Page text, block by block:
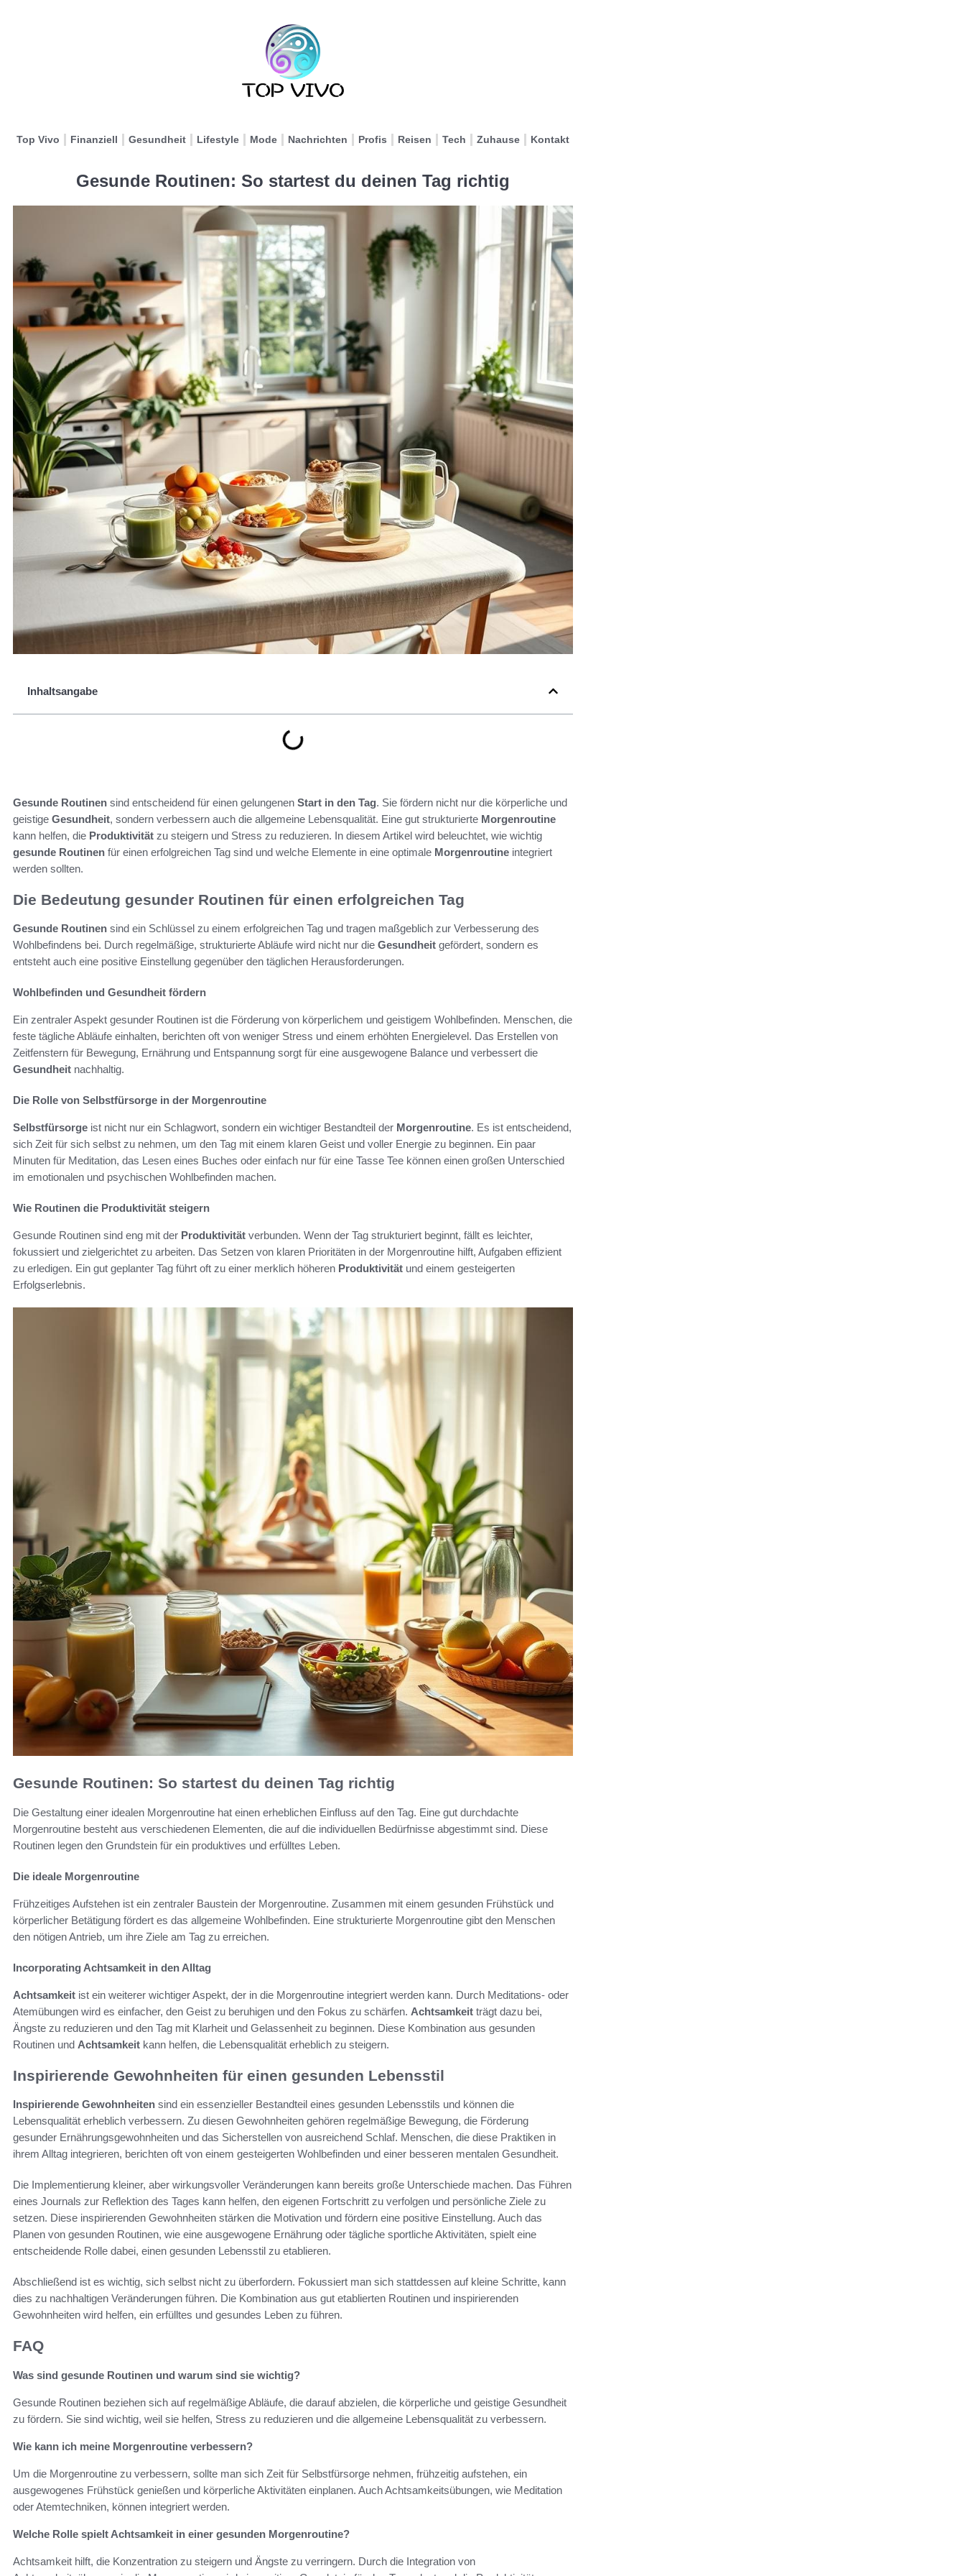
Top Vivo Finanziell Gesundheit Lifestyle Mode Nachrichten Profis Reisen Tech Zuhause Kontakt
Gesunde Routinen: So startest du deinen Tag richtig
Inhaltsangabe
Gesunde Routinen sind entscheidend für einen gelungenen Start in den Tag. Sie fördern nicht nur die körperliche und
geistige Gesundheit, sondern verbessern auch die allgemeine Lebensqualität. Eine gut strukturierte Morgenroutine
kann helfen, die Produktivität zu steigern und Stress zu reduzieren. In diesem Artikel wird beleuchtet, wie wichtig
gesunde Routinen für einen erfolgreichen Tag sind und welche Elemente in eine optimale Morgenroutine integriert
werden sollten.
Die Bedeutung gesunder Routinen für einen erfolgreichen Tag
Gesunde Routinen sind ein Schlüssel zu einem erfolgreichen Tag und tragen maßgeblich zur Verbesserung des
Wohlbefindens bei. Durch regelmäßige, strukturierte Abläufe wird nicht nur die Gesundheit gefördert, sondern es
entsteht auch eine positive Einstellung gegenüber den täglichen Herausforderungen.
Wohlbefinden und Gesundheit fördern
Ein zentraler Aspekt gesunder Routinen ist die Förderung von körperlichem und geistigem Wohlbefinden. Menschen, die
feste tägliche Abläufe einhalten, berichten oft von weniger Stress und einem erhöhten Energielevel. Das Erstellen von
Zeitfenstern für Bewegung, Ernährung und Entspannung sorgt für eine ausgewogene Balance und verbessert die
Gesundheit nachhaltig.
Die Rolle von Selbstfürsorge in der Morgenroutine
Selbstfürsorge ist nicht nur ein Schlagwort, sondern ein wichtiger Bestandteil der Morgenroutine. Es ist entscheidend,
sich Zeit für sich selbst zu nehmen, um den Tag mit einem klaren Geist und voller Energie zu beginnen. Ein paar
Minuten für Meditation, das Lesen eines Buches oder einfach nur für eine Tasse Tee können einen großen Unterschied
im emotionalen und psychischen Wohlbefinden machen.
Wie Routinen die Produktivität steigern
Gesunde Routinen sind eng mit der Produktivität verbunden. Wenn der Tag strukturiert beginnt, fällt es leichter,
fokussiert und zielgerichtet zu arbeiten. Das Setzen von klaren Prioritäten in der Morgenroutine hilft, Aufgaben effizient
zu erledigen. Ein gut geplanter Tag führt oft zu einer merklich höheren Produktivität und einem gesteigerten
Erfolgserlebnis.
Gesunde Routinen: So startest du deinen Tag richtig
Die Gestaltung einer idealen Morgenroutine hat einen erheblichen Einfluss auf den Tag. Eine gut durchdachte
Morgenroutine besteht aus verschiedenen Elementen, die auf die individuellen Bedürfnisse abgestimmt sind. Diese
Routinen legen den Grundstein für ein produktives und erfülltes Leben.
Die ideale Morgenroutine
Frühzeitiges Aufstehen ist ein zentraler Baustein der Morgenroutine. Zusammen mit einem gesunden Frühstück und
körperlicher Betätigung fördert es das allgemeine Wohlbefinden. Eine strukturierte Morgenroutine gibt den Menschen
den nötigen Antrieb, um ihre Ziele am Tag zu erreichen.
Incorporating Achtsamkeit in den Alltag
Achtsamkeit ist ein weiterer wichtiger Aspekt, der in die Morgenroutine integriert werden kann. Durch Meditations- oder
Atemübungen wird es einfacher, den Geist zu beruhigen und den Fokus zu schärfen. Achtsamkeit trägt dazu bei,
Ängste zu reduzieren und den Tag mit Klarheit und Gelassenheit zu beginnen. Diese Kombination aus gesunden
Routinen und Achtsamkeit kann helfen, die Lebensqualität erheblich zu steigern.
Inspirierende Gewohnheiten für einen gesunden Lebensstil
Inspirierende Gewohnheiten sind ein essenzieller Bestandteil eines gesunden Lebensstils und können die
Lebensqualität erheblich verbessern. Zu diesen Gewohnheiten gehören regelmäßige Bewegung, die Förderung
gesunder Ernährungsgewohnheiten und das Sicherstellen von ausreichend Schlaf. Menschen, die diese Praktiken in
ihrem Alltag integrieren, berichten oft von einem gesteigerten Wohlbefinden und einer besseren mentalen Gesundheit.
Die Implementierung kleiner, aber wirkungsvoller Veränderungen kann bereits große Unterschiede machen. Das Führen
eines Journals zur Reflektion des Tages kann helfen, den eigenen Fortschritt zu verfolgen und persönliche Ziele zu
setzen. Diese inspirierenden Gewohnheiten stärken die Motivation und fördern eine positive Einstellung. Auch das
Planen von gesunden Routinen, wie eine ausgewogene Ernährung oder tägliche sportliche Aktivitäten, spielt eine
entscheidende Rolle dabei, einen gesunden Lebensstil zu etablieren.
Abschließend ist es wichtig, sich selbst nicht zu überfordern. Fokussiert man sich stattdessen auf kleine Schritte, kann
dies zu nachhaltigen Veränderungen führen. Die Kombination aus gut etablierten Routinen und inspirierenden
Gewohnheiten wird helfen, ein erfülltes und gesundes Leben zu führen.
FAQ
Was sind gesunde Routinen und warum sind sie wichtig?
Gesunde Routinen beziehen sich auf regelmäßige Abläufe, die darauf abzielen, die körperliche und geistige Gesundheit
zu fördern. Sie sind wichtig, weil sie helfen, Stress zu reduzieren und die allgemeine Lebensqualität zu verbessern.
Wie kann ich meine Morgenroutine verbessern?
Um die Morgenroutine zu verbessern, sollte man sich Zeit für Selbstfürsorge nehmen, frühzeitig aufstehen, ein
ausgewogenes Frühstück genießen und körperliche Aktivitäten einplanen. Auch Achtsamkeitsübungen, wie Meditation
oder Atemtechniken, können integriert werden.
Welche Rolle spielt Achtsamkeit in einer gesunden Morgenroutine?
Achtsamkeit hilft, die Konzentration zu steigern und Ängste zu verringern. Durch die Integration von